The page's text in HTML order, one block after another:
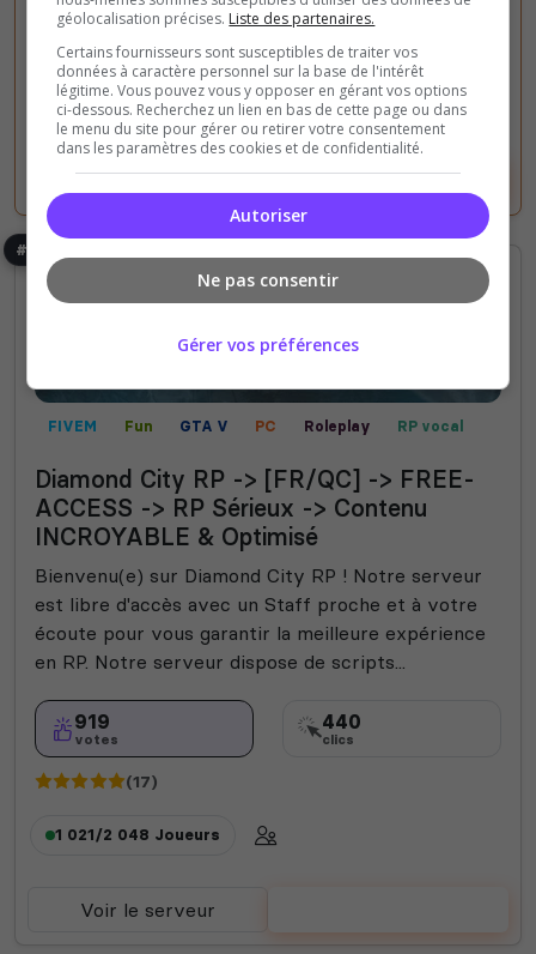
votes clics
(4)
126/1 024 Joueurs
Voir le serveur Voter
#4
FIVEM Fun GTA V PC Roleplay
RP vocal
Champ de bataille
PVP Mini-jeux
Diamond City RP -> [FR/QC] -> FREE-
ACCESS -> RP Sérieux -> Contenu
INCROYABLE & Optimisé
Bienvenu(e) sur Diamond City RP ! Notre serveur
est libre d'accès avec un Staff proche et à votre
écoute pour vous garantir la meilleure expérience
en RP. Notre serveur dispose de scripts...
919
votes
440
clics
(17)
1 021/2 048 Joueurs
Voir le serveur
géolocalisation précises. Liste des partenaires.
Certains fournisseurs sont susceptibles de traiter vos
données à caractère personnel sur la base de l'intérêt
légitime. Vous pouvez vous y opposer en gérant vos options
ci-dessous. Recherchez un lien en bas de cette page ou dans
le menu du site pour gérer ou retirer votre consentement
dans les paramètres des cookies et de confidentialité.
Autoriser
Ne pas consentir
Gérer vos préférences